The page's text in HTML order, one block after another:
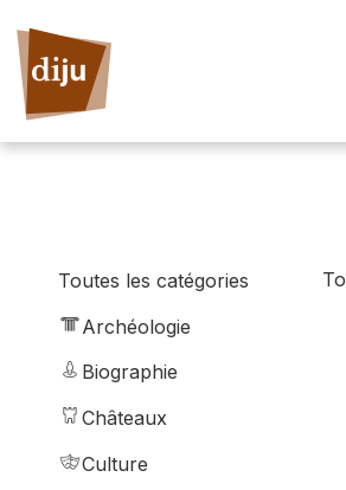
Toutes les catégories
Archéologie
Biographie
Châteaux
Culture